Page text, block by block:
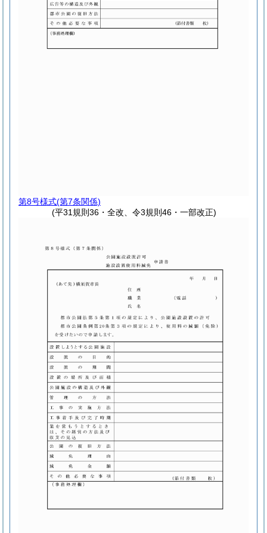
第8号様式(第7条関係)
(平31規則36・全改、令3規則46・一部改正)